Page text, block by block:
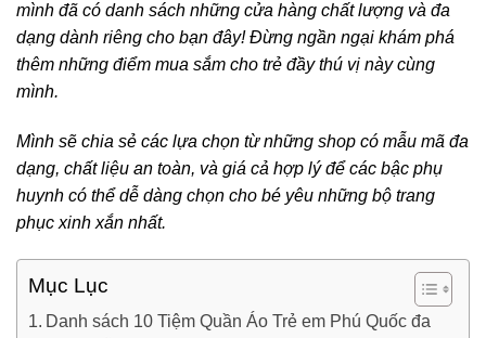
mình đã có danh sách những cửa hàng chất lượng và đa
dạng dành riêng cho bạn đây! Đừng ngần ngại khám phá
thêm những điểm mua sắm cho trẻ đầy thú vị này cùng
mình.
Mình sẽ chia sẻ các lựa chọn từ những shop có mẫu mã đa
dạng, chất liệu an toàn, và giá cả hợp lý để các bậc phụ
huynh có thể dễ dàng chọn cho bé yêu những bộ trang
phục xinh xắn nhất.
Mục Lục
Danh sách 10 Tiệm Quần Áo Trẻ em Phú Quốc đa